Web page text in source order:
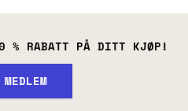
% RABATT PÅ DITT KJØP!